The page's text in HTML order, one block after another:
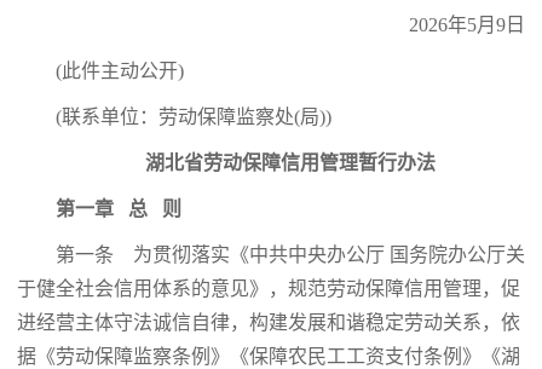
2026年5月9日
(此件主动公开)
(联系单位：劳动保障监察处(局))
湖北省劳动保障信用管理暂行办法
第一章 总 则
第一条 为贯彻落实《中共中央办公厅 国务院办公厅关
于健全社会信用体系的意见》，规范劳动保障信用管理，促
进经营主体守法诚信自律，构建发展和谐稳定劳动关系，依
据《劳动保障监察条例》《保障农民工工资支付条例》《湖